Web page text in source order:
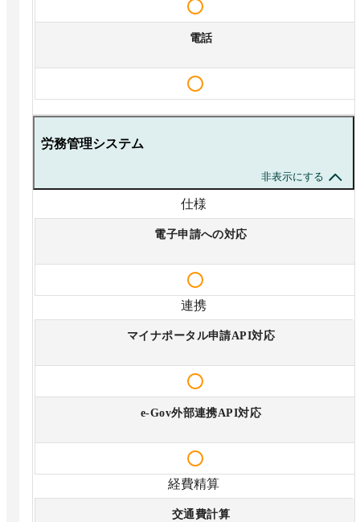
電話
労務管理システム
非表示にする
仕様
電子申請への対応
連携
マイナポータル申請API対応
e-Gov外部連携API対応
経費精算
交通費計算